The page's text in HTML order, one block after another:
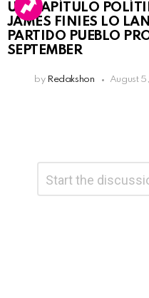
UN KAPÍTULO
JAMES FINIES LO
PARTIDO PUEBLO
SEPTEMBER
by Redakshon August
Reply